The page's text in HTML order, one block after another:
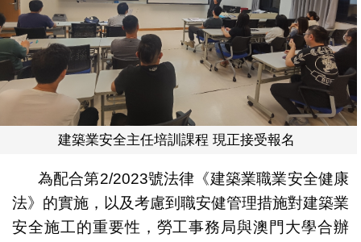
建築業安全主任培訓課程 現正接受報名
為配合第2/2023號法律《建築業職業安全健康
法》的實施，以及考慮到職安健管理措施對建築業
安全施工的重要性，勞工事務局與澳門大學合辦